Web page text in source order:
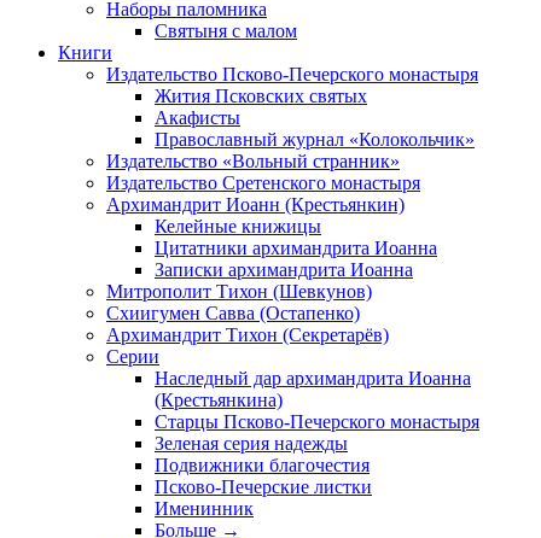
Наборы паломника
Святыня с малом
Книги
Издательство Псково-Печерского монастыря
Жития Псковских святых
Акафисты
Православный журнал «Колокольчик»
Издательство «Вольный странник»
Издательство Сретенского монастыря
Архимандрит Иоанн (Крестьянкин)
Келейные книжицы
Цитатники архимандрита Иоанна
Записки архимандрита Иоанна
Митрополит Тихон (Шевкунов)
Схиигумен Савва (Остапенко)
Архимандрит Тихон (Секретарёв)
Серии
Наследный дар архимандрита Иоанна
(Крестьянкина)
Старцы Псково-Печерского монастыря
Зеленая серия надежды
Подвижники благочестия
Псково-Печерские листки
Именинник
Больше →